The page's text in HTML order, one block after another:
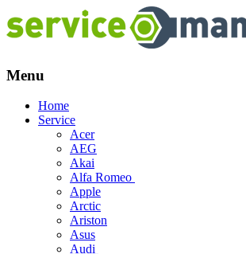
Menu
Skip
Home
Service
Acer
AEG
Akai
Alfa Romeo
Apple
Arctic
Ariston
Asus
Audi